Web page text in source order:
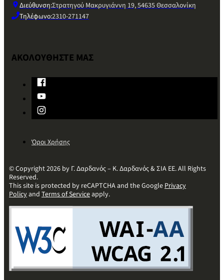
Διεύθυνση:Στρατηγού Μακρυγιάννη 19, 54635 Θεσσαλονίκη
Τηλέφωνο:2310-271147
ΑΚΟΛΟΥΘΗΣΤΕ ΜΑΣ
Όροι Χρήσης
© Copyright 2026 by Γ. Δαρδανός – Κ. Δαρδανός & ΣΙΑ ΕΕ. All Rights
Reserved.
This site is protected by reCAPTCHA and the GooglePrivacy
Policyand Terms of Serviceapply.